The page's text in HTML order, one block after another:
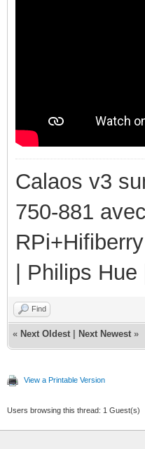
Calaos v3
750-881
| Philips
Find
« Next Oldest Next Newest »
View a Printable Version
Users browsing this thread: 1 Guest(s)